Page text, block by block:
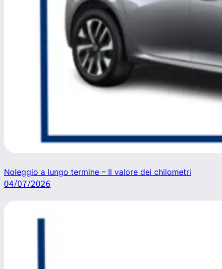
Noleggio a lungo termine – Il valore dei chilometri
04/07/2026